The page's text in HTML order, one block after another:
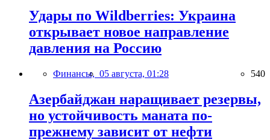
Удары по Wildberries: Украина
открывает новое направление
давления на Россию
Финансы, 05 августа, 01:28 540
Азербайджан наращивает резервы,
но устойчивость маната по-
прежнему зависит от нефти